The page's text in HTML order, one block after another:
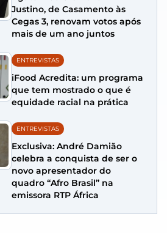
Justino, de Casamento às
Cegas 3, renovam votos após
mais de um ano juntos
ENTREVISTAS
iFood Acredita: um programa
que tem mostrado o que é
equidade racial na prática
ENTREVISTAS
Exclusiva: André Damião
celebra a conquista de ser o
novo apresentador do
quadro “Afro Brasil” na
emissora RTP África